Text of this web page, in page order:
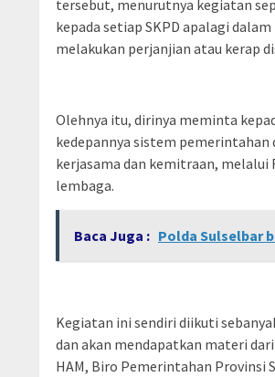
tersebut, menurutnya kegiatan
kepada setiap SKPD apalagi
melakukan perjanjian atau kerap
Olehnya itu, dirinya meminta
kedepannya sistem pemerintahan
kerjasama dan kemitraan, melalui
lembaga.
Baca Juga : Polda Sulselbar
Kegiatan ini sendiri diikuti
dan akan mendapatkan materi
HAM, Biro Pemerintahan Provinsi